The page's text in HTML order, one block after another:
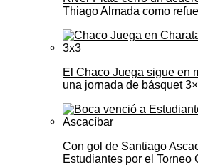
Thiago Almada como
El Chaco Juega sigue en
una jornada de básquet
Con gol de Santiago
Estudiantes por el Torneo